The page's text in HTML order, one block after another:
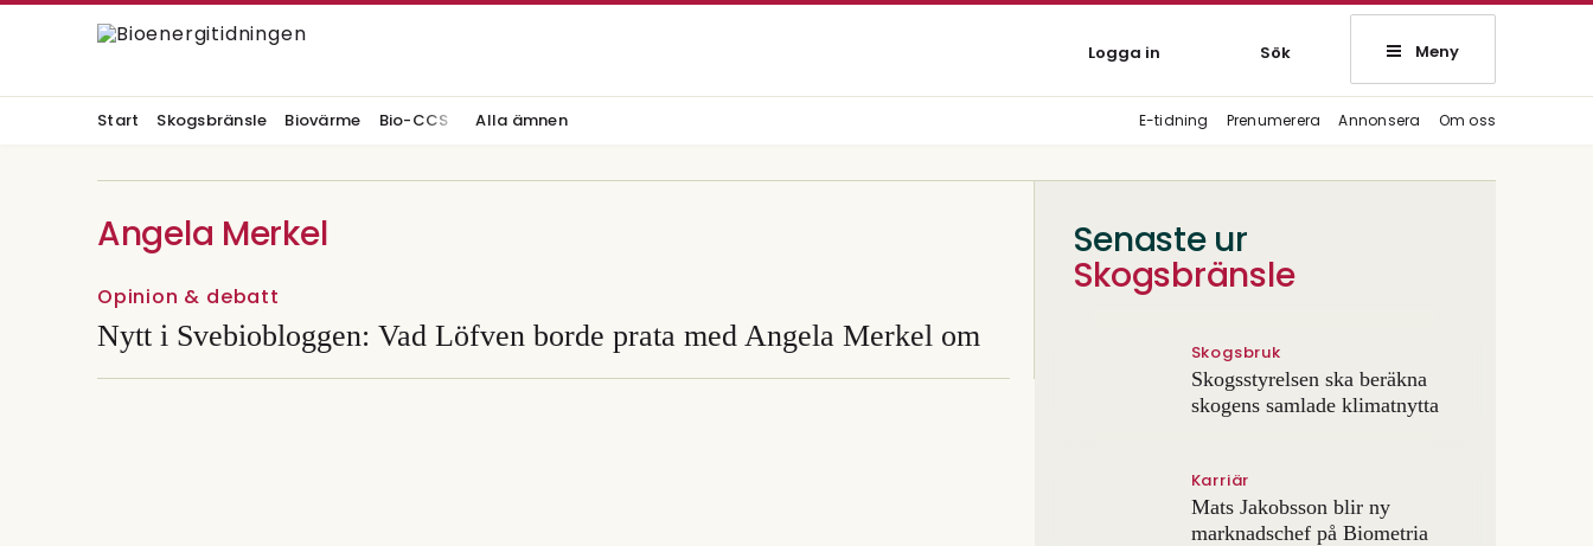
Logga in Sök Meny
Start Skogsbränsle Biovärme Bio-CCS Alla ämnen E-tidning Prenumerera Annonsera Om oss
Angela Merkel
Opinion & debatt
Nytt i Svebiobloggen: Vad Löfven borde prata med Angela Merkel om
Senaste ur
Skogsbränsle
Skogsbruk
Skogsstyrelsen ska beräkna
skogens samlade klimatnytta
Karriär
Mats Jakobsson blir ny
marknadschef på Biometria